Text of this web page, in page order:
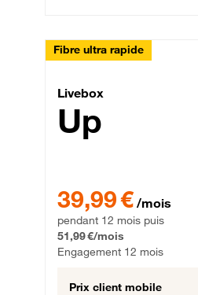
Fibre ultra rapide
Livebox Up
Livebox
Up
39,99 € /mois
pendant 12 mois puis
51,99 €/mois
Engagement 12 mois
Prix client mobile